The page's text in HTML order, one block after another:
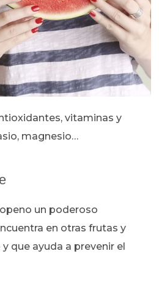
vitaminas y
magnesio…
un poderoso
en otras frutas y
que ayuda a prevenir el